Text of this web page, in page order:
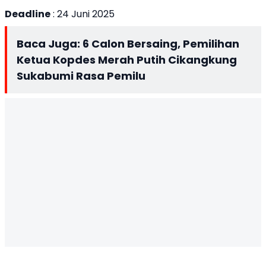
Deadline: 24 Juni 2025
Baca Juga: 6 Calon Bersaing, Pemilihan
Ketua Kopdes Merah Putih Cikangkung
Sukabumi Rasa Pemilu